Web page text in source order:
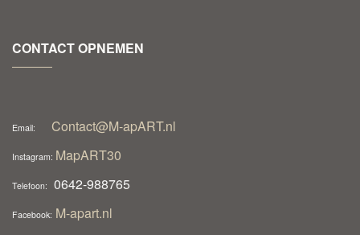
CONTACT OPNEMEN
Email: Contact@M-apART.nl
Instagram: MapART30
Telefoon: 0642-988765
Facebook: M-apart.nl